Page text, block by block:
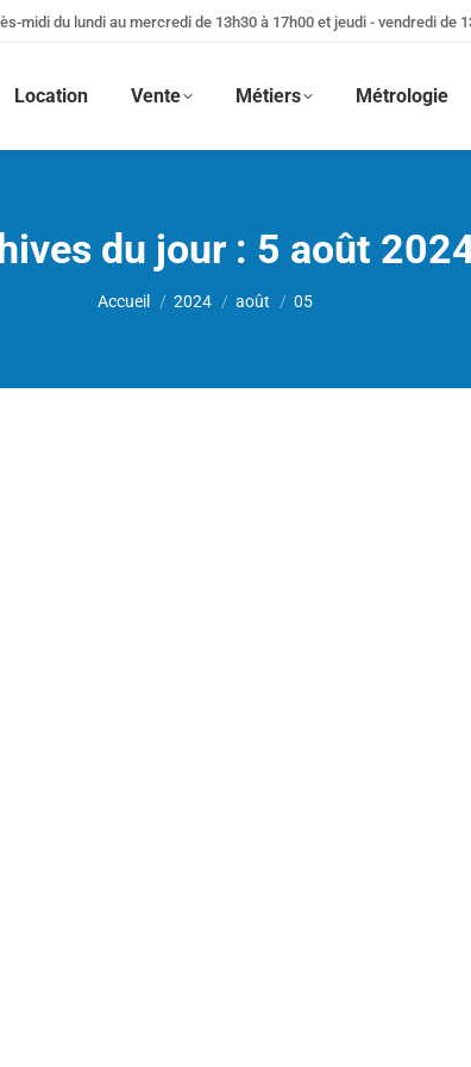
midi du lundi au mercredi de 13h30 à 17h00 et jeudi - vendredi de
Location Vente Métiers Métrologie
du jour : 5 août
Accueil 2024 août 05